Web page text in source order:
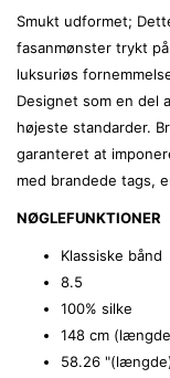
Smukt udformet;
fasanmønster trykt
luksuriøs
Designet som en del
højeste standarder.
garanteret at
med brandede tags,
NØGLEFUNKTIONER
Klassiske bånd
8.5
100% silke
148 cm
58.26